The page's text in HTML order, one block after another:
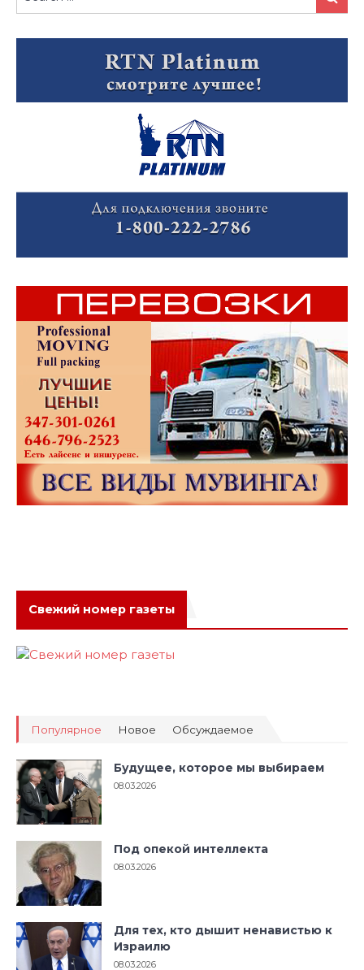
for:
Свежий номер газеты
Популярное Новое Обсуждаемое
Будущее, которое мы выбираем
08.03.2026
Под опекой интеллекта
08.03.2026
Для тех, кто дышит ненавистью к
Израилю
08.03.2026